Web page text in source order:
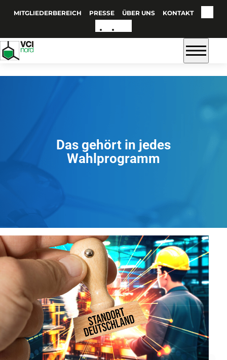
MITGLIEDERBEREICH PRESSE ÜBER UNS KONTAKT
Das gehört in jedes
Wahlprogramm